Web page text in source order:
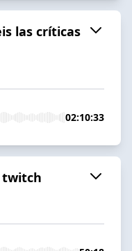
las críticas
02:10:33
twitch